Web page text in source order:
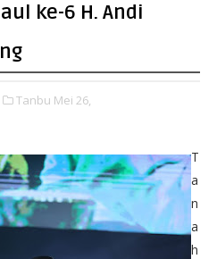
ke-6 H. Andi
Tanbu Mei 26,
T
a
n
a
h